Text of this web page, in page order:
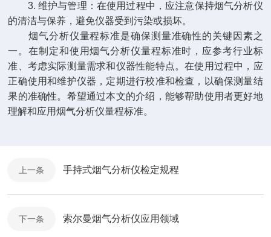
3. 维护与管理：在使用过程中，应注意保持烟气分析仪
的清洁与保养，避免仪器受到污染或损坏。
烟气分析仪量程标准是确保测量准确性的关键因素之
一。在制定和使用烟气分析仪量程标准时，应参考行业标
准、考虑实际测量需求和仪器性能特点。在使用过程中，应
正确使用和维护仪器，定期进行校准和检查，以确保测量结
果的准确性。希望通过本文的介绍，能够帮助使用者更好地
理解和应用烟气分析仪量程标准。
上一条 手持式烟气分析仪检定规程
下一条 索尔曼烟气分析仪应用领域